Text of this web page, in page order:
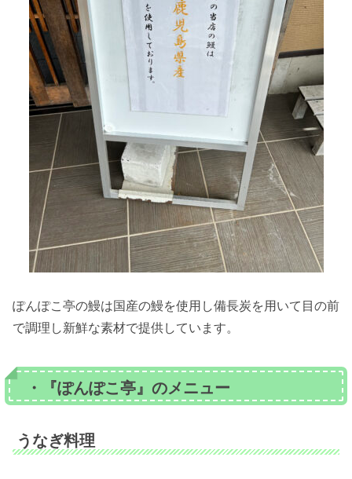
ぽんぽこ亭の鰻は国産の鰻を使用し備長炭を用いて目の前
で調理し新鮮な素材で提供しています。
・『ぽんぽこ亭』のメニュー
うなぎ料理